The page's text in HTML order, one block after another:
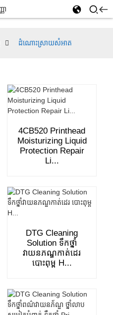
ដំណោះស្រាយសំអាត
4CB520 Printhead
Moisturizing Liquid
Protection Repair
Li...
DTG Cleaning
Solution ទឹកថ្នាំ
វាយនភណ្ឌកាត់ដេរ
បោះពុម្ព H...